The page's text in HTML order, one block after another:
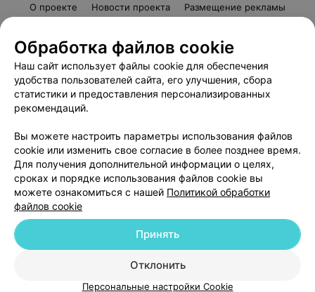
О проекте Новости проекта
Размещение рекламы
Пользовательское соглашение
Способы оплаты
Вакансии
Партнеры
Написать руководителю 103.by
Обработка персональных данных
© 2026 ООО «Артокс Лаб», УНП 191700409
| 220012, Республика Беларусь,
Служба поддержки +375 291212755
Обработка файлов cookie
Наш сайт использует файлы cookie для обеспечения
удобства пользователей сайта, его улучшения, сбора
статистики и предоставления персонализированных
рекомендаций.
Вы можете настроить параметры использования файлов
cookie или изменить свое согласие в более позднее время.
Для получения дополнительной информации о целях,
сроках и порядке использования файлов cookie вы
можете ознакомиться с нашей Политикой обработки
файлов cookie
Отклонить
Принять
Персональные настройки Cookie